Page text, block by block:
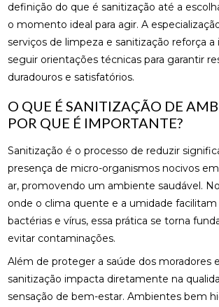
definição do que é sanitização até a
o momento ideal para agir. A
serviços de limpeza e sanitização reforça
seguir orientações técnicas para garantir
duradouros e satisfatórios.
O QUE É SANITIZAÇÃO DE
POR QUE É IMPORTANTE?
Sanitização é o processo de reduzir
presença de micro-organismos nocivos
ar, promovendo um ambiente saudável.
onde o clima quente e a umidade facilitam
bactérias e vírus, essa prática se torna
evitar contaminações.
Além de proteger a saúde dos moradores
sanitização impacta diretamente na
sensação de bem-estar. Ambientes bem